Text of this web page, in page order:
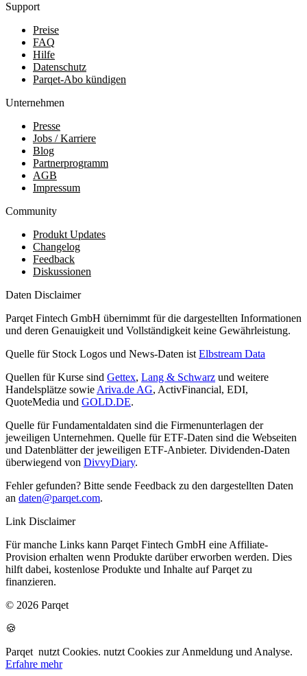
Support
Preise
FAQ
Hilfe
Datenschutz
Parqet-Abo kündigen
Unternehmen
Presse
Jobs / Karriere
Blog
Partnerprogramm
AGB
Impressum
Community
Produkt Updates
Changelog
Feedback
Diskussionen
Daten Disclaimer
Parqet Fintech GmbH übernimmt für die dargestellten Informationen
und deren Genauigkeit und Vollständigkeit keine Gewährleistung.
Quelle für Stock Logos und News-Daten ist Elbstream Data
Quellen für Kurse sind Gettex, Lang & Schwarz und weitere
Handelsplätze sowie Ariva.de AG, ActivFinancial, EDI,
QuoteMedia und GOLD.DE.
Quelle für Fundamentaldaten sind die Firmenunterlagen der
jeweiligen Unternehmen. Quelle für ETF-Daten sind die Webseiten
und Datenblätter der jeweiligen ETF-Anbieter. Dividenden-Daten
überwiegend von DivvyDiary.
Fehler gefunden? Bitte sende Feedback zu den dargestellten Daten
an daten@parqet.com.
Link Disclaimer
Für manche Links kann Parqet Fintech GmbH eine Affiliate-
Provision erhalten wenn Produkte darüber erworben werden. Dies
hilft dabei, kostenlose Produkte und Inhalte auf Parqet zu
finanzieren.
© 2026 Parqet
🍪
Parqet nutzt Cookies. nutzt Cookies zur Anmeldung und Analyse.
Erfahre mehr